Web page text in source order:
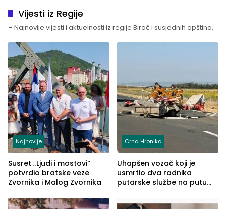
Vijesti iz Regije
– Najnovije vijesti i aktuelnosti iz regije Birač i susjednih opština.
Najnovije
Susret „Ljudi i mostovi“
potvrdio bratske veze
Zvornika i Malog Zvornika
Crna Hronika
Uhapšen vozač koji je
usmrtio dva radnika
putarske službe na putu
(FOTO)